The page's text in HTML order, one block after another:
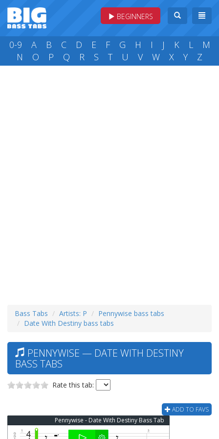
BEGINNERS
0-9 A B C D E F G H I J K L
M
N
O P Q R S T U V W X Y Z
Bass Tabs Artists: P
Pennywise bass tabs
Date With Destiny bass tabs
PENNYWISE — DATE WITH DESTINY
BASS TABS
Rate this tab:
ADD TO FAVS
Pennywise - Date With Destiny Bass Tab